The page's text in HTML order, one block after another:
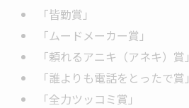
「皆勤賞」
「ムードメーカー賞」
「頼れるアニキ（アネキ）賞」
「誰よりも電話をとったで賞」
「全力ツッコミ賞」